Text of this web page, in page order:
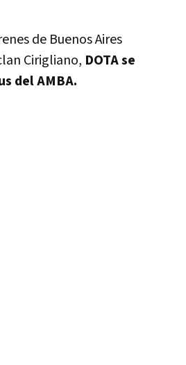
de Buenos Aires
Cirigliano, DOTA se
del AMBA.